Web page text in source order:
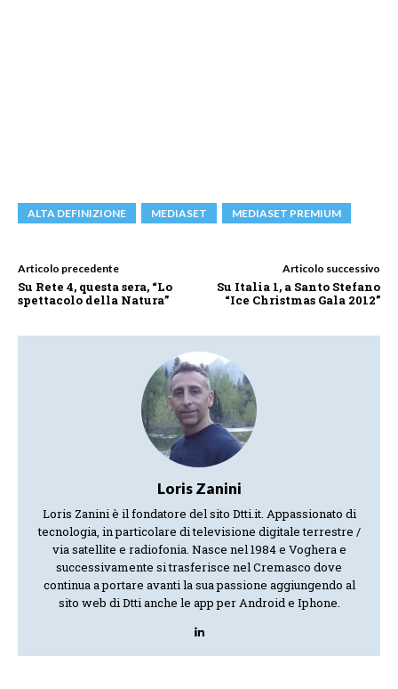
ALTA DEFINIZIONE MEDIASET MEDIASET PREMIUM
Articolo precedente
Su Rete 4, questa sera, “Lo
spettacolo della Natura”
Articolo successivo
Su Italia 1, a Santo Stefano
“Ice Christmas Gala 2012”
Loris Zanini
Loris Zanini è il fondatore del sito Dtti.it. Appassionato di
tecnologia, in particolare di televisione digitale terrestre /
via satellite e radiofonia. Nasce nel 1984 e Voghera e
successivamente si trasferisce nel Cremasco dove
continua a portare avanti la sua passione aggiungendo al
sito web di Dtti anche le app per Android e Iphone.